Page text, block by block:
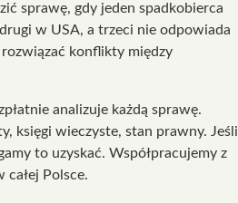
sprawę, gdy jeden spadkobierca
w USA, a trzeci nie odpowiada
konflikty między
analizuje każdą sprawę.
księgi wieczyste, stan prawny. Jeśli
to uzyskać. Współpracujemy z
całej Polsce.